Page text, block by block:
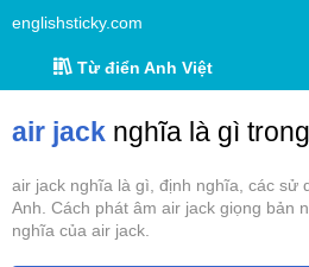
englishsticky.com
Từ điển Anh Việt
air jack nghĩa là gì
air jack nghĩa là gì, định nghĩa, các sử
Anh. Cách phát âm air jack giọng bản
nghĩa của air jack.